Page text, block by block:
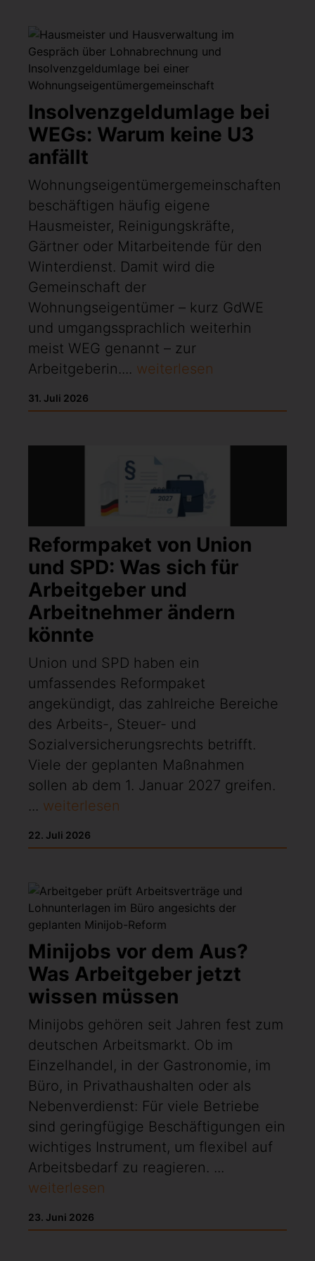
Insolvenzgeldumlage bei
WEGs: Warum keine U3
anfällt
Wohnungseigentümergemeinschaften
beschäftigen häufig eigene
Hausmeister, Reinigungskräfte,
Gärtner oder Mitarbeitende für den
Winterdienst. Damit wird die
Gemeinschaft der
Wohnungseigentümer – kurz GdWE
und umgangssprachlich weiterhin
meist WEG genannt – zur
Arbeitgeberin.... weiterlesen
31. Juli 2026
Reformpaket von Union
und SPD: Was sich für
Arbeitgeber und
Arbeitnehmer ändern
könnte
Union und SPD haben ein
umfassendes Reformpaket
angekündigt, das zahlreiche Bereiche
des Arbeits-, Steuer- und
Sozialversicherungsrechts betrifft.
Viele der geplanten Maßnahmen
sollen ab dem 1. Januar 2027 greifen.
... weiterlesen
22. Juli 2026
Minijobs vor dem Aus?
Was Arbeitgeber jetzt
wissen müssen
Minijobs gehören seit Jahren fest zum
deutschen Arbeitsmarkt. Ob im
Einzelhandel, in der Gastronomie, im
Büro, in Privathaushalten oder als
Nebenverdienst: Für viele Betriebe
sind geringfügige Beschäftigungen ein
wichtiges Instrument, um flexibel auf
Arbeitsbedarf zu reagieren. ...
weiterlesen
23. Juni 2026